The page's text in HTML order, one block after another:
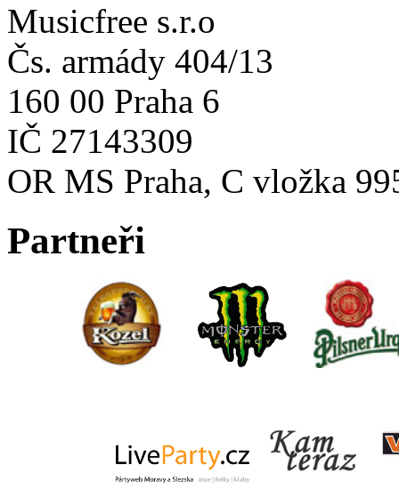
Musicfree s.r.o
Čs. armády 404/13
160 00 Praha 6
IČ 27143309
OR MS Praha, C vložka
Partneři